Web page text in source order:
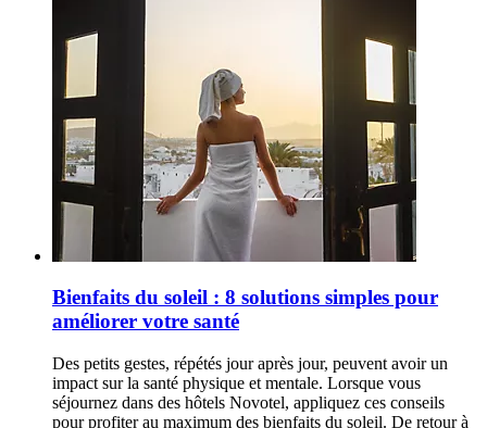
Bienfaits du soleil : 8 solutions simples pour
améliorer votre santé
Des petits gestes, répétés jour après jour, peuvent avoir un
impact sur la santé physique et mentale. Lorsque vous
séjournez dans des hôtels Novotel, appliquez ces conseils
pour profiter au maximum des bienfaits du soleil. De retour à